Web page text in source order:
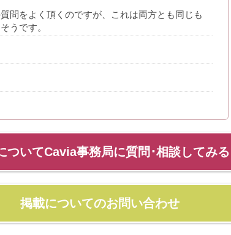
問をよく頂くのですが、これは両方とも同じも
うです。
ついてCavia事務局に質問･相談してみる
掲載についてのお問い合わせ